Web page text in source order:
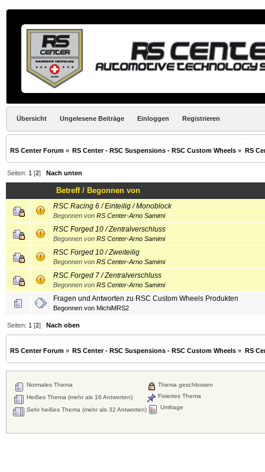
Übersicht Ungelesene Beiträge Einloggen Registrieren
RS Center Forum » RS Center - RSC Suspensions - RSC Custom Wheels » RS
Seiten: 1 [2] Nach unten
Betreff/ Begonnen von
RSC Racing 6 / Einteilig / Monoblock
Begonnen von RS Center-Arno Samimi
RSC Forged 10 / Zentralverschluss
Begonnen von RS Center-Arno Samimi
RSC Forged 10 / Zweiteilig
Begonnen von RS Center-Arno Samimi
RSC Forged 7 / Zentralverschluss
Begonnen von RS Center-Arno Samimi
Fragen und Antworten zu RSC Custom Wheels Produkten
Begonnen von MichiMRS2
Seiten: 1 [2]Nach oben
RS Center Forum » RS Center - RSC Suspensions - RSC Custom Wheels » RS
Normales Thema
Heißes Thema (mehr als 16 Antworten)
Sehr heißes Thema (mehr als 32 Antworten)
Thema geschlossen
Fixiertes Thema
Umfrage